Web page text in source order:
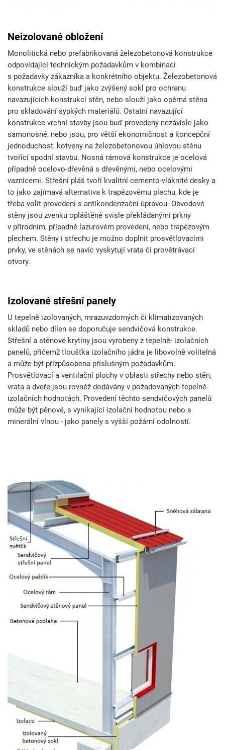
Neizolované obložení
Monolitická nebo prefabrikovaná železobetonová konstrukce
odpovídající technickým požadavkům v kombinaci
s požadavky zákazníka a konkrétního objektu. Železobetonová
konstrukce slouží buď jako zvýšený sokl pro ochranu
navazujících konstrukcí stěn, nebo slouží jako opěrná stěna
pro skladování sypkých materiálů. Ostatní navazující
konstrukce vrchní stavby jsou buď provedeny nezávisle jako
samonosné, nebo jsou, pro větší ekonomičnost a koncepční
jednoduchost, kotveny na železobetonovou úhlovou stěnu
tvořící spodní stavbu. Nosná rámová konstrukce je ocelová
případně ocelovo-dřevěná s dřevěnými, nebo ocelovými
vaznicemi. Střešní pláš tvoří kvalitní cemento-vláknité desky a
to jako zajímavá alternativa k trapézovému plechu, kde je
třeba volit provedení s antikondenzační úpravou. Obvodové
stěny jsou zvenku opláštěné svisle překládanými prkny
v přírodním, případně lazurovém provedení, nebo trapézovým
plechem. Stěny i střechu je možno doplnit prosvětlovacími
prvky, ve stěnách se navíc vyskytují vrata či provětrávací
otvory.
Izolované střešní panely
U tepelně izolovaných, mrazuvzdorných či klimatizovaných
skladů nebo dílen se doporučuje sendvičová konstrukce.
Střešní a stěnové krytiny jsou vyrobeny z tepelně- izolačních
panelů, přičemž tloušťka izolačního jádra je libovolně volitelná
a může být přizpůsobena příslušným požadavkům.
Prosvětlovací a ventilační plochy v oblasti střechy nebo stěn,
vrata a dveře jsou rovněž dodávány v požadovaných tepelně-
izolačních hodnotách. Provedení těchto sendvičových panelů
může být pěnové, s vynikající izolační hodnotou nebo s
minerální vlnou - jako panely s vyšší požární odolností.